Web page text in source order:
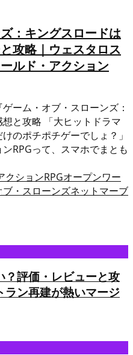
：キングスロードは
攻略｜ウェスタロス
ルド・アクション
ーム・オブ・スローンズ：
と攻略 「大ヒットドラマ
のポチポチゲーでしょ？」
RPGって、スマホでまとも
クションRPGオープンワー
・スローンズネットマーブ
？評価・レビューと攻
ラン再建が熱いマージ